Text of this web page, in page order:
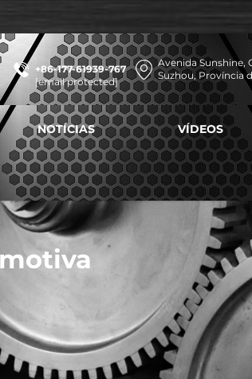
+86-177-61939-767
[email protected]
Avenida Sunshine,
Suzhou, Província
NOTÍCIAS VÍDEOS